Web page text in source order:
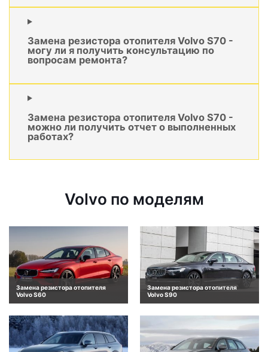
Замена резистора отопителя Volvo S70 -
могу ли я получить консультацию по
вопросам ремонта?
Замена резистора отопителя Volvo S70 -
можно ли получить отчет о выполненных
работах?
Volvo по моделям
Замена резистора отопителя
Volvo S60
Замена резистора отопителя
Volvo S90